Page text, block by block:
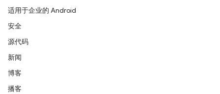
适用于企业的 Android
安全
源代码
新闻
博客
播客